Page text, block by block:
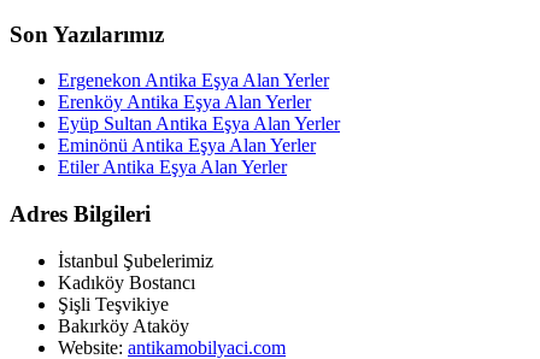
Son Yazılarımız
Ergenekon Antika Eşya Alan Yerler
Erenköy Antika Eşya Alan Yerler
Eyüp Sultan Antika Eşya Alan Yerler
Eminönü Antika Eşya Alan Yerler
Etiler Antika Eşya Alan Yerler
Adres Bilgileri
İstanbul Şubelerimiz
Kadıköy Bostancı
Şişli Teşvikiye
Bakırköy Ataköy
Website: antikamobilyaci.com